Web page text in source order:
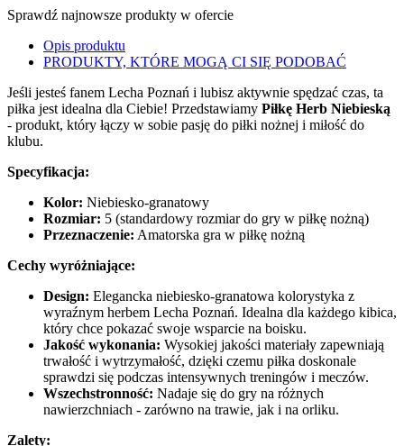
Sprawdź najnowsze produkty w ofercie
Opis produktu
PRODUKTY, KTÓRE MOGĄ CI SIĘ PODOBAĆ
Jeśli jesteś fanem Lecha Poznań i lubisz aktywnie spędzać czas, ta
piłka jest idealna dla Ciebie! Przedstawiamy Piłkę Herb Niebieską
- produkt, który łączy w sobie pasję do piłki nożnej i miłość do
klubu.
Specyfikacja:
Kolor: Niebiesko-granatowy
Rozmiar: 5 (standardowy rozmiar do gry w piłkę nożną)
Przeznaczenie: Amatorska gra w piłkę nożną
Cechy wyróżniające:
Design: Elegancka niebiesko-granatowa kolorystyka z
wyraźnym herbem Lecha Poznań. Idealna dla każdego kibica,
który chce pokazać swoje wsparcie na boisku.
Jakość wykonania: Wysokiej jakości materiały zapewniają
trwałość i wytrzymałość, dzięki czemu piłka doskonale
sprawdzi się podczas intensywnych treningów i meczów.
Wszechstronność: Nadaje się do gry na różnych
nawierzchniach - zarówno na trawie, jak i na orliku.
Zalety: